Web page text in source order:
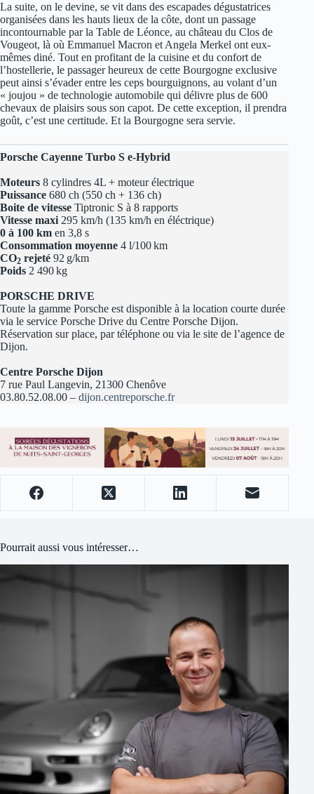
La suite, on le devine, se vit dans des escapades dégustatrices
organisées dans les hauts lieux de la côte, dont un passage
incontournable par la Table de Léonce, au château du Clos de
Vougeot, là où Emmanuel Macron et Angela Merkel ont eux-
mêmes diné. Tout en profitant de la cuisine et du confort de
l’hostellerie, le passager heureux de cette Bourgogne exclusive
peut ainsi s’évader entre les ceps bourguignons, au volant d’un
« joujou » de technologie automobile qui délivre plus de 600
chevaux de plaisirs sous son capot. De cette exception, il prendra
goût, c’est une certitude. Et la Bourgogne sera servie.
Porsche Cayenne Turbo S e-Hybrid
Moteurs 8 cylindres 4L + moteur électrique
Puissance 680 ch (550 ch + 136 ch)
Boite de vitesse Tiptronic S à 8 rapports
Vitesse maxi 295 km/h (135 km/h en éléctrique)
0 à 100 km en 3,8 s
Consommation moyenne 4 l/100 km
CO2 rejeté 92 g/km
Poids 2 490 kg
PORSCHE DRIVE
Toute la gamme Porsche est disponible à la location courte durée
via le service Porsche Drive du Centre Porsche Dijon.
Réservation sur place, par téléphone ou via le site de l’agence de
Dijon.
Centre Porsche Dijon
7 rue Paul Langevin, 21300 Chenôve
03.80.52.08.00 – dijon.centreporsche.fr
Pourrait aussi vous intéresser…